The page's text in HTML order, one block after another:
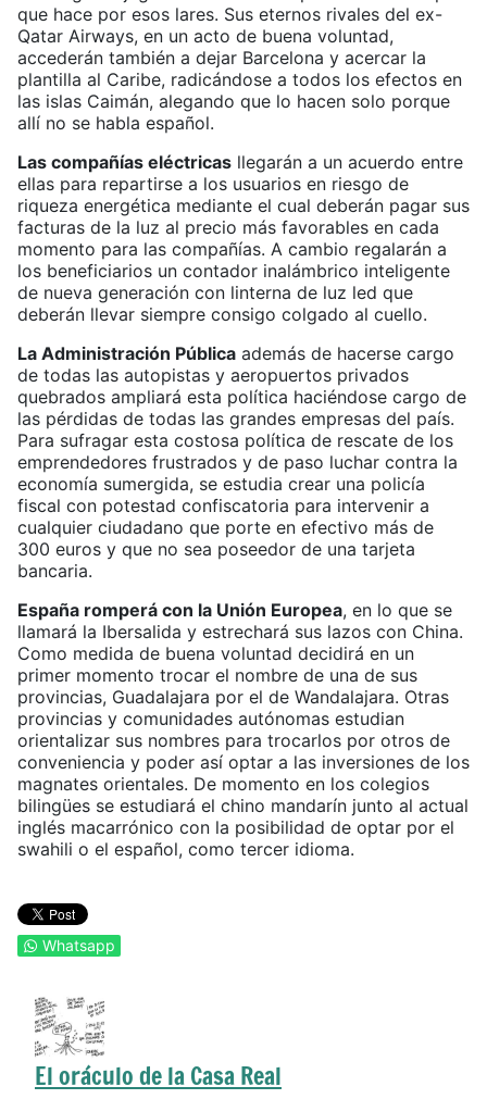
que hace por esos lares. Sus eternos rivales del ex-
Qatar Airways, en un acto de buena voluntad,
accederán también a dejar Barcelona y acercar la
plantilla al Caribe, radicándose a todos los efectos en
las islas Caimán, alegando que lo hacen solo porque
allí no se habla español.
Las compañías eléctricas llegarán a un acuerdo entre
ellas para repartirse a los usuarios en riesgo de
riqueza energética mediante el cual deberán pagar sus
facturas de la luz al precio más favorables en cada
momento para las compañías. A cambio regalarán a
los beneficiarios un contador inalámbrico inteligente
de nueva generación con linterna de luz led que
deberán llevar siempre consigo colgado al cuello.
La Administración Pública además de hacerse cargo
de todas las autopistas y aeropuertos privados
quebrados ampliará esta política haciéndose cargo de
las pérdidas de todas las grandes empresas del país.
Para sufragar esta costosa política de rescate de los
emprendedores frustrados y de paso luchar contra la
economía sumergida, se estudia crear una policía
fiscal con potestad confiscatoria para intervenir a
cualquier ciudadano que porte en efectivo más de
300 euros y que no sea poseedor de una tarjeta
bancaria.
España romperá con la Unión Europea, en lo que se
llamará la Ibersalida y estrechará sus lazos con China.
Como medida de buena voluntad decidirá en un
primer momento trocar el nombre de una de sus
provincias, Guadalajara por el de Wandalajara. Otras
provincias y comunidades autónomas estudian
orientalizar sus nombres para trocarlos por otros de
conveniencia y poder así optar a las inversiones de los
magnates orientales. De momento en los colegios
bilingües se estudiará el chino mandarín junto al actual
inglés macarrónico con la posibilidad de optar por el
swahili o el español, como tercer idioma.
Whatsapp
El oráculo de la Casa Real